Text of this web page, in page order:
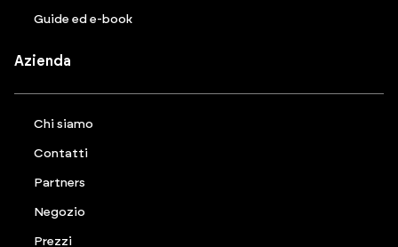
Guide ed e-book
Azienda
Chi siamo
Contatti
Partners
Negozio
Prezzi